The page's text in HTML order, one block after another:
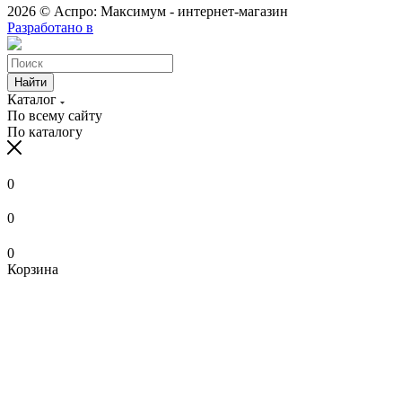
2026 © Аспро: Максимум - интернет-магазин
Разработано в
Найти
Каталог
По всему сайту
По каталогу
0
0
0
Корзина